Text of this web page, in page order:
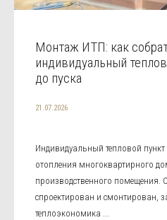
Монтаж ИТП: как
индивидуальный
до пуска
21.07.2026
Индивидуальный тепловой пункт
отопления многоквартирного
производственного помещения.
спроектирован и смонтирован,
теплоэкономика ...